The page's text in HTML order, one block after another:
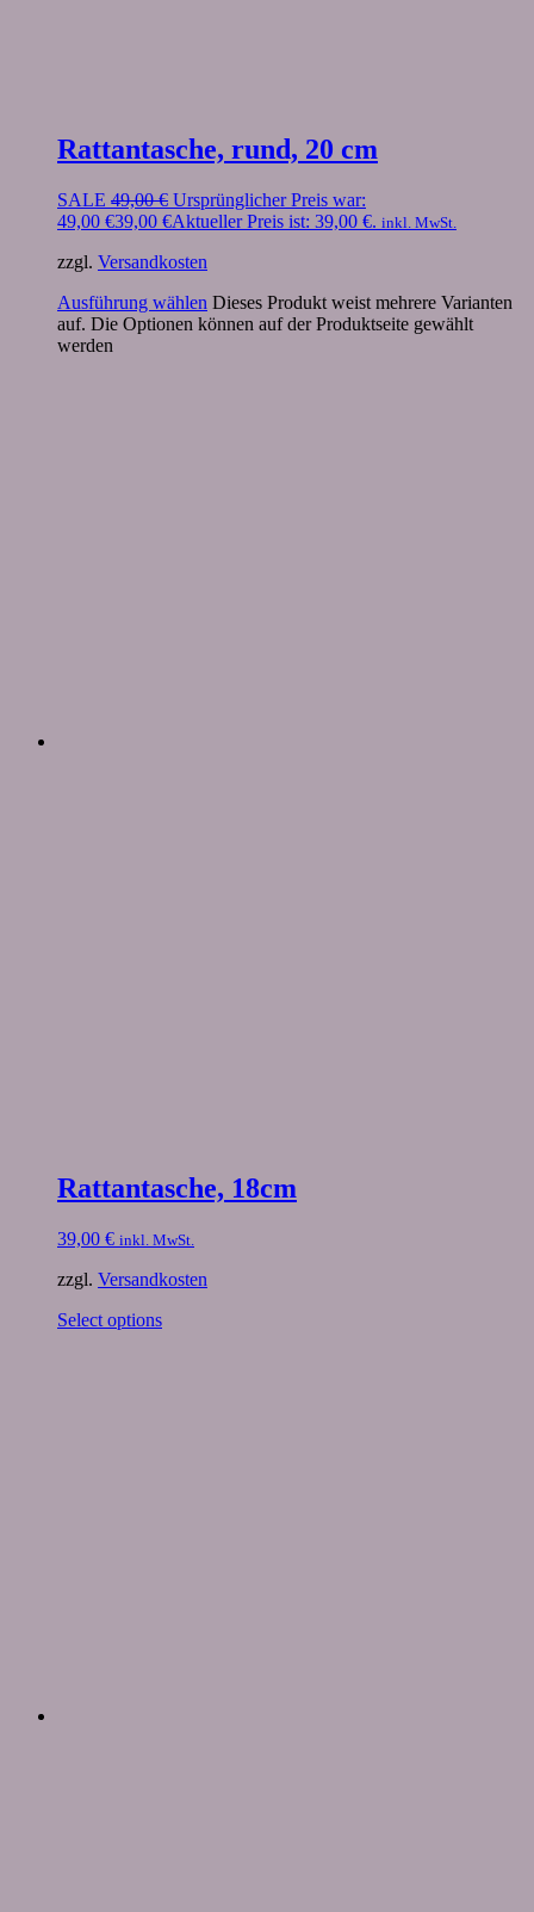
Rattantasche, rund, 20 cm
SALE 49,00€ Ursprünglicher Preis war:
49,00 €39,00 €Aktueller Preis ist: 39,00 €. inkl. MwSt.
zzgl. Versandkosten
Ausführung wählen Dieses Produkt weist mehrere Varianten
auf. Die Optionen können auf der Produktseite gewählt
werden
Rattantasche, 18cm
39,00 € inkl. MwSt.
zzgl. Versandkosten
Select options